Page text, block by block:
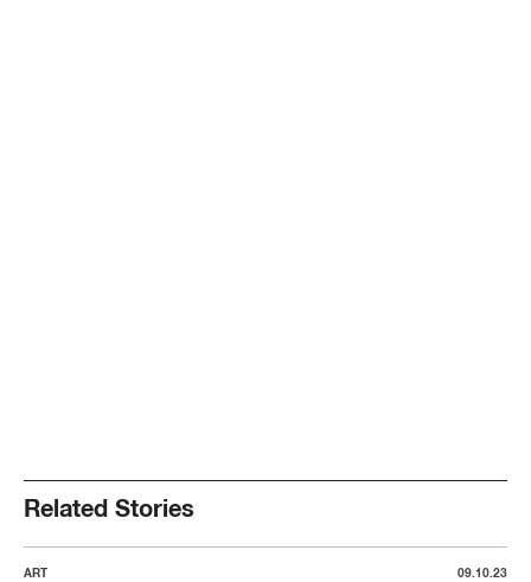
Related Stories
ART 09.10.23